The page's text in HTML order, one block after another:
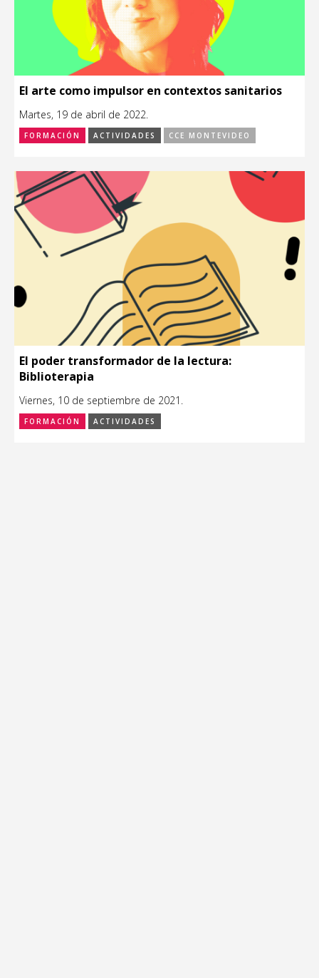
El arte como impulsor en contextos sanitarios
Martes, 19 de abril de 2022.
FORMACIÓN ACTIVIDADES CCE MONTEVIDEO
El poder transformador de la lectura:
Biblioterapia
Viernes, 10 de septiembre de 2021.
FORMACIÓN ACTIVIDADES